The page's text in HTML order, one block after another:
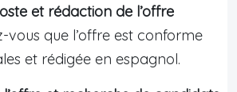
et rédaction de l’offre
vous que l’offre est conforme
et rédigée en espagnol.